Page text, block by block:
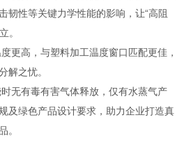
韧性等关键力学性能的影响，让“高阻
。
更高，与塑料加工温度窗口匹配更佳，
解之忧。
无有毒有害气体释放，仅有水蒸气产
及绿色产品设计要求，助力企业打造真
。